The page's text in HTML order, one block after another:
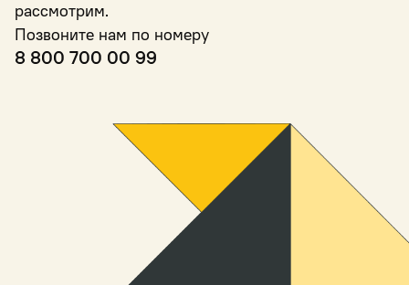
рассмотрим.
Позвоните нам по номеру
8 800 700 00 99